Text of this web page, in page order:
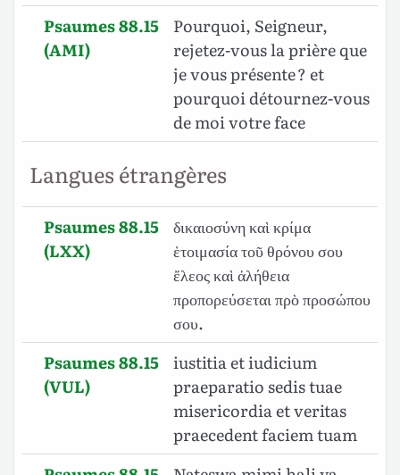
Psaumes 88.15
(AMI)
Pourquoi, Seigneur,
rejetez-vous la prière que
je vous présente ? et
pourquoi détournez-vous
de moi votre face
Langues étrangères
Psaumes 88.15
(LXX)
δικαιοσύνη καὶ κρίμα
ἑτοιμασία τοῦ θρόνου σου
ἔλεος καὶ ἀλήθεια
προπορεύσεται πρὸ προσώπου
σου.
Psaumes 88.15
(VUL)
iustitia et iudicium
praeparatio sedis tuae
misericordia et veritas
praecedent faciem tuam